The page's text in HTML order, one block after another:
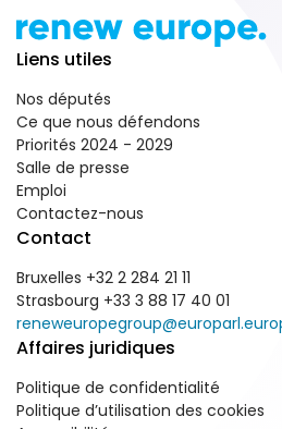
Liens utiles
Nos députés
Ce que nous défendons
Priorités 2024 - 2029
Salle de presse
Emploi
Contactez-nous
Contact
Bruxelles +32 2 284 21 11
Strasbourg +33 3 88 17 40 01
Affaires juridiques
Politique de confidentialité
Politique d’utilisation des cookies